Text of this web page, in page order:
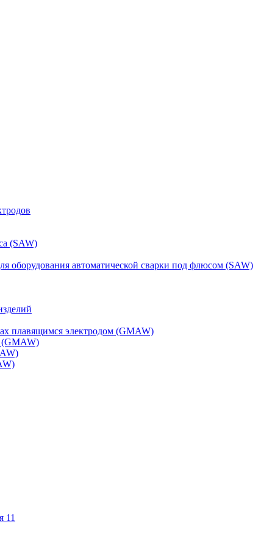
(SAW)
оборудования автоматической сварки под флюсом (SAW)
плавящимся электродом (GMAW)
(GMAW)
11